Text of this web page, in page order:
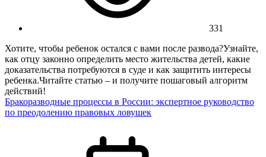
331
Хотите, чтобы ребенок остался с вами после развода?Узнайте,
как отцу законно определить место жительства детей, какие
доказательства потребуются в суде и как защитить интересы
ребенка.Читайте статью – и получите пошаговый алгоритм
действий!
Бракоразводные процессы в России: экспертное руководство
по преодолению правовых ловушек